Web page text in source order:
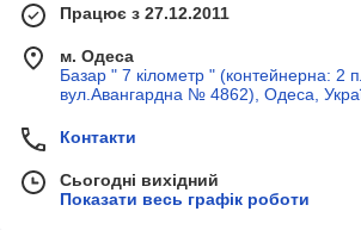
Працює з 27.12.2011
м. Одеса
Базар " 7 кілометр " (контейнерна: 2
вул.Авангардна № 4862), Одеса,
Контакти
Сьогодні вихідний
Показати весь графік роботи